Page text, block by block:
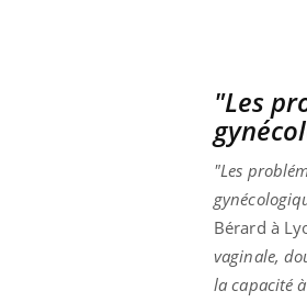
"Les
"Les
Bérard à
vaginale,
la capacité